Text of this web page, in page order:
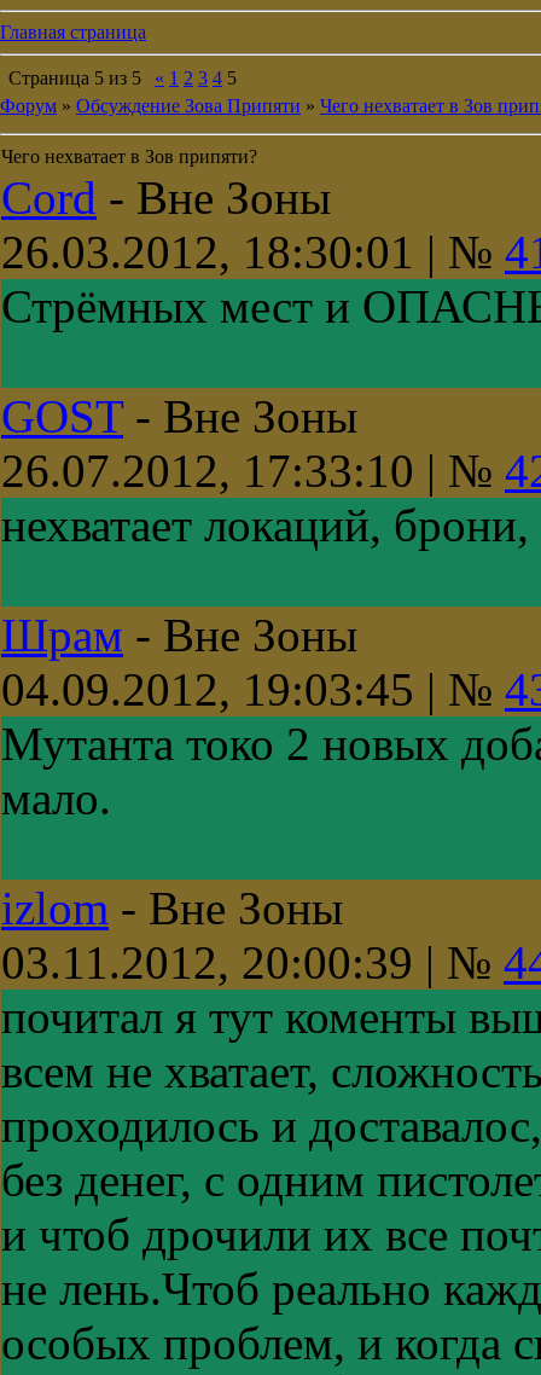
Главная страница
Страница 5 из 5 « 1 2 3 4 5
Форум » Обсуждение Зова Припяти » Чего нехватает в Зов
Чего нехватает в Зов припяти?
Cord - Вне Зоны
26.03.2012, 18:30:01 | №
Стрёмных мест и
GOST- Вне Зоны
26.07.2012, 17:33:10 | №
нехватает локаций,
Шрам - Вне Зоны
04.09.2012, 19:03:45 | №
Мутанта токо 2 новых
мало.
izlom - Вне Зоны
03.11.2012, 20:00:39 | №
почитал я тут коменты
всем не хватает,
проходилось и
без денег, с одним
и чтоб дрочили их все
не лень.Чтоб реально
особых проблем, и когда